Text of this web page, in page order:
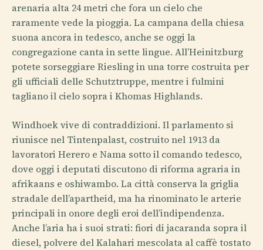
arenaria alta 24 metri che fora un cielo che
raramente vede la pioggia. La campana della chiesa
suona ancora in tedesco, anche se oggi la
congregazione canta in sette lingue. All’Heinitzburg
potete sorseggiare Riesling in una torre costruita per
gli ufficiali delle Schutztruppe, mentre i fulmini
tagliano il cielo sopra i Khomas Highlands.
Windhoek vive di contraddizioni. Il parlamento si
riunisce nel Tintenpalast, costruito nel 1913 da
lavoratori Herero e Nama sotto il comando tedesco,
dove oggi i deputati discutono di riforma agraria in
afrikaans e oshiwambo. La città conserva la griglia
stradale dell’apartheid, ma ha rinominato le arterie
principali in onore degli eroi dell’indipendenza.
Anche l’aria ha i suoi strati: fiori di jacaranda sopra il
diesel, polvere del Kalahari mescolata al caffè tostato